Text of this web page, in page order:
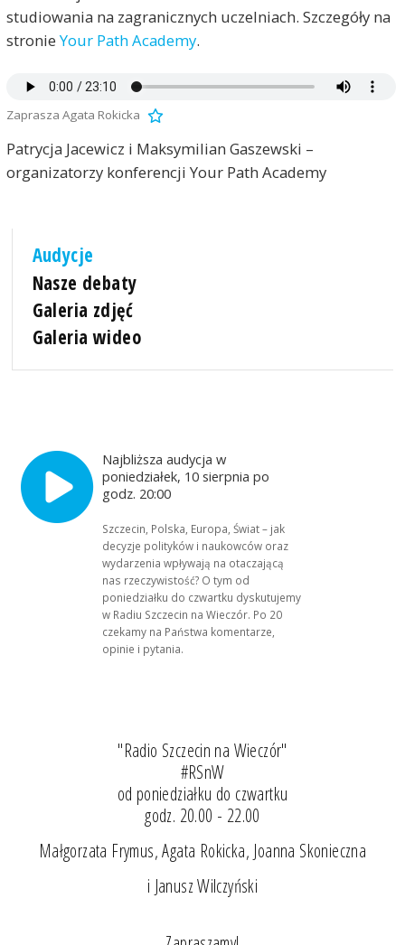
studiowania na zagranicznych uczelniach. Szczegóły na
stronie Your Path Academy.
Zaprasza Agata Rokicka
Patrycja Jacewicz i Maksymilian Gaszewski –
organizatorzy konferencji Your Path Academy
Audycje
Nasze debaty
Galeria zdjęć
Galeria wideo
Najbliższa audycja w
poniedziałek, 10 sierpnia po
godz. 20:00
Szczecin, Polska, Europa, Świat – jak
decyzje polityków i naukowców oraz
wydarzenia wpływają na otaczającą
nas rzeczywistość? O tym od
poniedziałku do czwartku dyskutujemy
w Radiu Szczecin na Wieczór. Po 20
czekamy na Państwa komentarze,
opinie i pytania.
"Radio Szczecin na Wieczór"
#RSnW
od poniedziałku do czwartku
godz. 20.00 - 22.00
Małgorzata Frymus, Agata Rokicka, Joanna Skonieczna
i Janusz Wilczyński